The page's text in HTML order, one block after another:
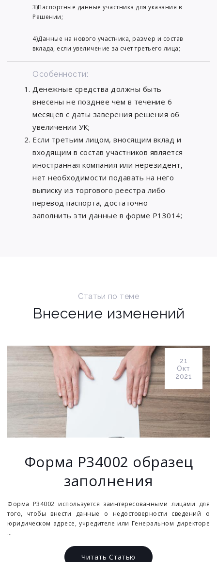
3)Паспортные данные участника для указания в
Решении;
4)Данные на нового участника, размер и состав
вклада, если увеличение за счет третьего лица;
Особенности:
Денежные средства должны быть
внесены не позднее чем в течение 6
месяцев с даты заверения решения об
увеличении УК;
Если третьим лицом, вносящим вклад и
входящим в состав участников является
иностранная компания или нерезидент,
нет необходимости подавать на него
выписку из торгового реестра либо
перевод паспорта, достаточно
заполнить эти данные в форме Р13014;
Статьи по теме
Внесение изменений
Форма Р34002 образец
заполнения
Форма Р34002 используется заинтересованными лицами для
того, чтобы внести данные о недостоверности сведений о
юридическом адресе, учредителе или Генеральном директоре
…
Читать Статью
21
Окт
2021